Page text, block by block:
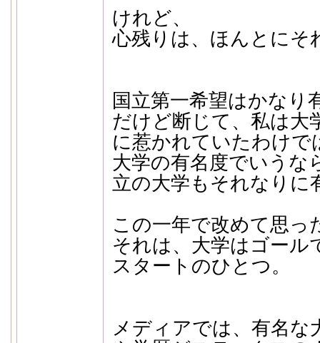
けれど、
心残りは、ほんとにそ
国立第一希望はかなり
だけど断じて、私は大
に惹かれていたわけで
大学の有名度でいうな
立の大学もそれなりに
この一年で改めて思っ
それは、大学はゴール
スタートのひとつ。
メディアでは、有名な